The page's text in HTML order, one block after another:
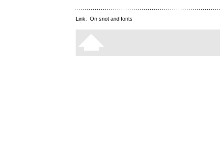
Link: On snot and fonts